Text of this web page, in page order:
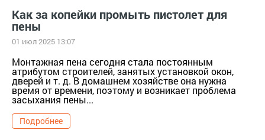
Как за копейки промыть пистолет для
пены
01 июл 2025 13:07
Монтажная пена сегодня стала постоянным
атрибутом строителей, занятых установкой окон,
дверей и т. д. В домашнем хозяйстве она нужна
время от времени, поэтому и возникает проблема
засыхания пены...
Подробнее